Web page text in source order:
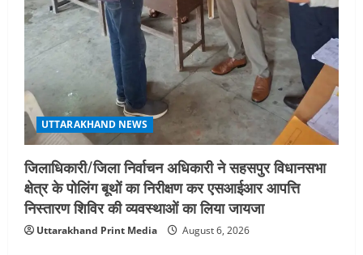
UTTARAKHAND NEWS
जिलाधिकारी/जिला निर्वाचन अधिकारी ने सहसपुर विधानसभा
क्षेत्र के पोलिंग बूथों का निरीक्षण कर एसआईआर आपत्ति
निस्तारण शिविर की व्यवस्थाओं का लिया जायजा
Uttarakhand Print Media August 6, 2026